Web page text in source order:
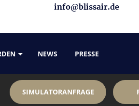
info@blissair.de
NEWS PRESSE
SIMULATORANFRAGE